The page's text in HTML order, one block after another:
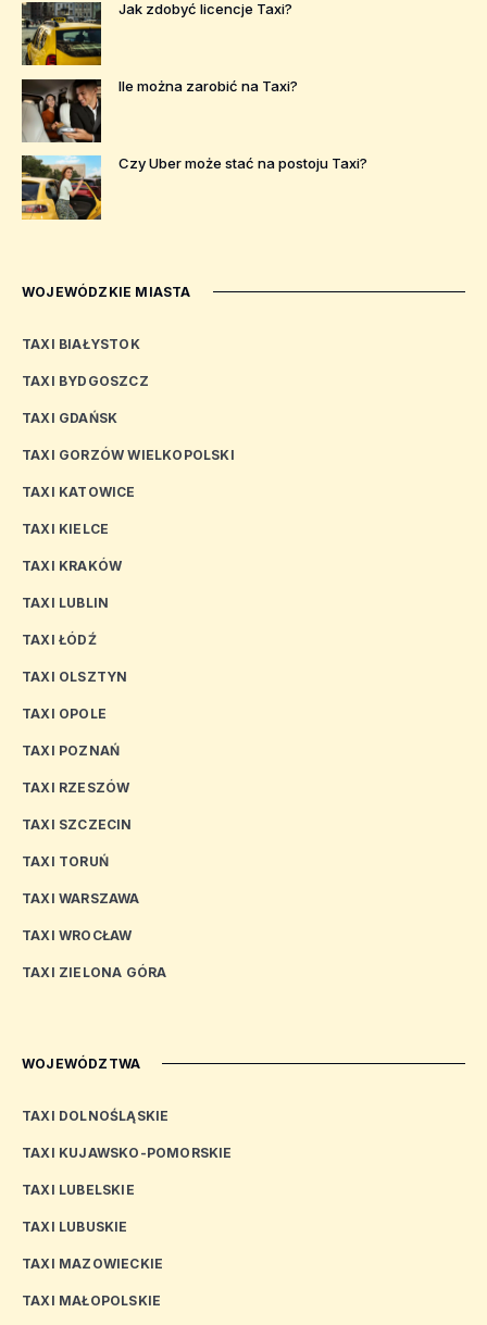
Jak zdobyć licencje Taxi?
Ile można zarobić na Taxi?
Czy Uber może stać na postoju Taxi?
WOJEWÓDZKIE MIASTA
TAXI BIAŁYSTOK
TAXI BYDGOSZCZ
TAXI GDAŃSK
TAXI GORZÓW WIELKOPOLSKI
TAXI KATOWICE
TAXI KIELCE
TAXI KRAKÓW
TAXI LUBLIN
TAXI ŁÓDŹ
TAXI OLSZTYN
TAXI OPOLE
TAXI POZNAŃ
TAXI RZESZÓW
TAXI SZCZECIN
TAXI TORUŃ
TAXI WARSZAWA
TAXI WROCŁAW
TAXI ZIELONA GÓRA
WOJEWÓDZTWA
TAXI DOLNOŚLĄSKIE
TAXI KUJAWSKO-POMORSKIE
TAXI LUBELSKIE
TAXI LUBUSKIE
TAXI MAZOWIECKIE
TAXI MAŁOPOLSKIE